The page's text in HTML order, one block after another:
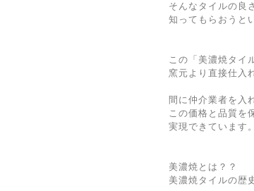
そんなタイルの良
知ってもらおうと
この「美濃焼タイ
窯元より直接仕入
間に仲介業者を入
この価格と品質を
実現できています。
美濃焼とは？？
美濃焼タイルの歴